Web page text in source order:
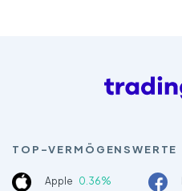
TOP-VERMÖGENSWERTE
Apple 0.36%